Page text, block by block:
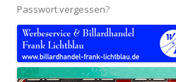
Passwort vergessen?